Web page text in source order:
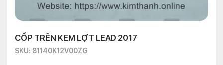
CỐP TRÊN KEM LỢT LEAD 2017
SKU: 81140K12V00ZG